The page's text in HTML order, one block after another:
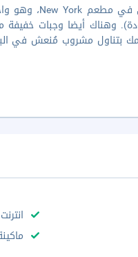
أيضا وجبات خفيفة
انترنت